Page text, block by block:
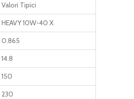
Valori Tipici
HEAVY 10W-40 X
0.865
14.8
150
230